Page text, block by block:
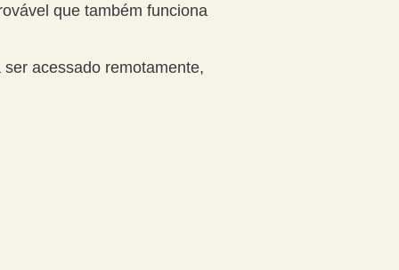
que também funciona
acessado remotamente,